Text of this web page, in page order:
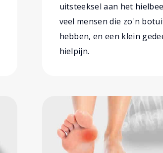
uitsteeksel aan het
veel mensen die zo'n
hebben, en een klein
hielpijn.